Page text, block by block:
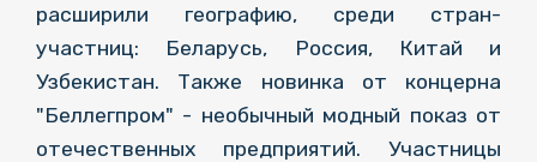
расширили географию, среди стран-
участниц: Беларусь, Россия, Китай и
Узбекистан. Также новинка от концерна
"Беллегпром" - необычный модный показ от
отечественных предприятий. Участницы